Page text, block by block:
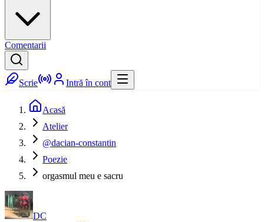
Comentarii
Scrie Intră în cont
Acasă
Atelier
@dacian-constantin
Poezie
orgasmul meu e sacru
DC